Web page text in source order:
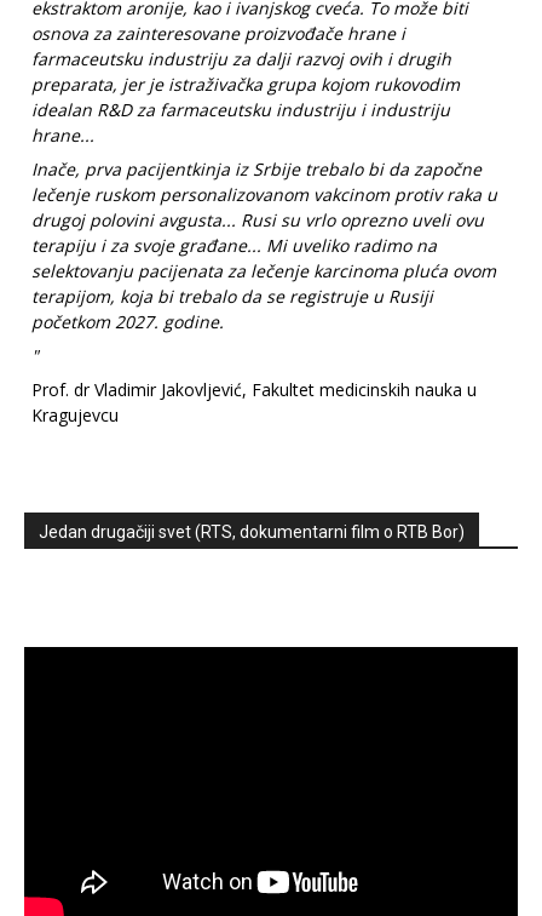
ekstraktom aronije, kao i ivanjskog cveća. To može biti
osnova za zainteresovane proizvođače hrane i
farmaceutsku industriju za dalji razvoj ovih i drugih
preparata, jer je istraživačka grupa kojom rukovodim
idealan R&D za farmaceutsku industriju i industriju
hrane...
Inače, prva pacijentkinja iz Srbije trebalo bi da započne
lečenje ruskom personalizovanom vakcinom protiv raka u
drugoj polovini avgusta... Rusi su vrlo oprezno uveli ovu
terapiju i za svoje građane... Mi uveliko radimo na
selektovanju pacijenata za lečenje karcinoma pluća ovom
terapijom, koja bi trebalo da se registruje u Rusiji
početkom 2027. godine.
"
Prof. dr Vladimir Jakovljević, Fakultet medicinskih nauka u
Kragujevcu
Jedan drugačiji svet (RTS, dokumentarni film o RTB Bor)